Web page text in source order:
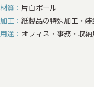
材質
片白ボール
加工
紙製品の特殊加工・装
用途
オフィス・事務・収納